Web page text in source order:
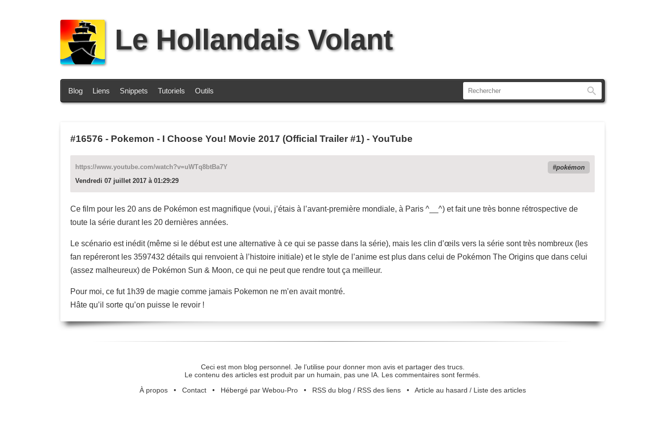
Le Hollandais Volant
Blog Liens Snippets Tutoriels Outils
#16576 - Pokemon - I Choose You! Movie 2017 (Official Trailer #1) - YouTube
https://www.youtube.com/watch?v=uWTq8btBa7Y
pokémon
Vendredi 07 juillet 2017 à 01:29:29
Ce film pour les 20 ans de Pokémon est magnifique (voui, j’étais à l’avant-première mondiale, à Paris ^__^) et fait une très bonne rétrospective de
toute la série durant les 20 dernières années.
Le scénario est inédit (même si le début est une alternative à ce qui se passe dans la série), mais les clin d’œils vers la série sont très nombreux (les
fan repéreront les 3597432 détails qui renvoient à l’histoire initiale) et le style de l’anime est plus dans celui de Pokémon The Origins que dans celui
(assez malheureux) de Pokémon Sun & Moon, ce qui ne peut que rendre tout ça meilleur.
Pour moi, ce fut 1h39 de magie comme jamais Pokemon ne m’en avait montré.
Hâte qu’il sorte qu’on puisse le revoir !
Ceci est mon blog personnel. Je l’utilise pour donner mon avis et partager des trucs.
Le contenu des articles est produit par un humain, pas une IA. Les commentaires sont fermés.
À propos• Contact• Hébergé par Webou-Pro• RSS du blog / RSS des liens• Article au hasard / Liste des articles